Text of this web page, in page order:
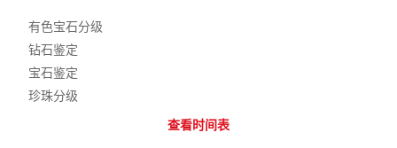
有色宝石分级
钻石鉴定
宝石鉴定
珍珠分级
查看时间表